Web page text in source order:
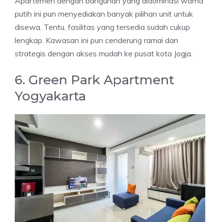
putih ini pun menyediakan banyak pilihan unit untuk
disewa. Tentu, fasilitas yang tersedia sudah cukup
lengkap. Kawasan ini pun cenderung ramai dan
strategis dengan akses mudah ke pusat kota Jogja.
6. Green Park Apartment
Yogyakarta